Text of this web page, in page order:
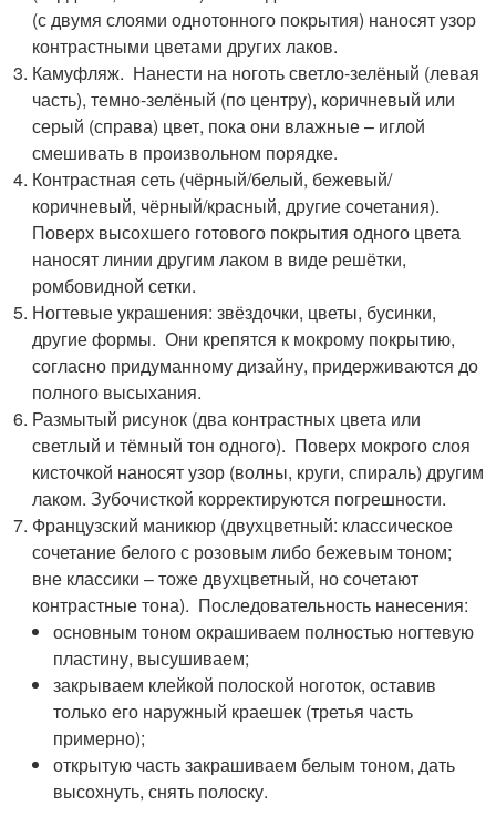
(с двумя слоями однотонного покрытия) наносят узор
контрастными цветами других лаков.
Камуфляж. Нанести на ноготь светло-зелёный (левая
часть), темно-зелёный (по центру), коричневый или
серый (справа) цвет, пока они влажные – иглой
смешивать в произвольном порядке.
Контрастная сеть (чёрный/белый, бежевый/
коричневый, чёрный/красный, другие сочетания).
Поверх высохшего готового покрытия одного цвета
наносят линии другим лаком в виде решётки,
ромбовидной сетки.
Ногтевые украшения: звёздочки, цветы, бусинки,
другие формы. Они крепятся к мокрому покрытию,
согласно придуманному дизайну, придерживаются до
полного высыхания.
Размытый рисунок (два контрастных цвета или
светлый и тёмный тон одного). Поверх мокрого слоя
кисточкой наносят узор (волны, круги, спираль) другим
лаком. Зубочисткой корректируются погрешности.
Французский маникюр (двухцветный: классическое
сочетание белого с розовым либо бежевым тоном;
вне классики – тоже двухцветный, но сочетают
контрастные тона). Последовательность нанесения:
основным тоном окрашиваем полностью ногтевую
пластину, высушиваем;
закрываем клейкой полоской ноготок, оставив
только его наружный краешек (третья часть
примерно);
открытую часть закрашиваем белым тоном, дать
высохнуть, снять полоску.